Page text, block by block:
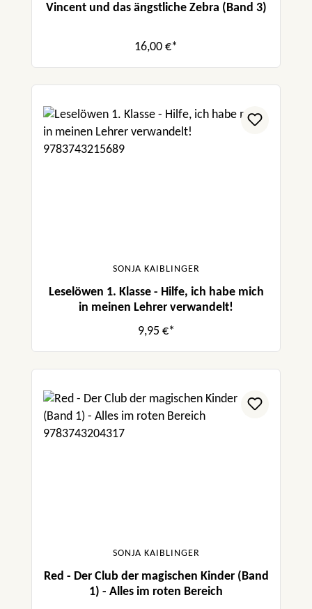
Vincent und das ängstliche Zebra (Band 3)
16,00 €*
SONJA KAIBLINGER
Leselöwen 1. Klasse - Hilfe, ich habe mich
in meinen Lehrer verwandelt!
9,95 €*
SONJA KAIBLINGER
Red - Der Club der magischen Kinder (Band
1) - Alles im roten Bereich